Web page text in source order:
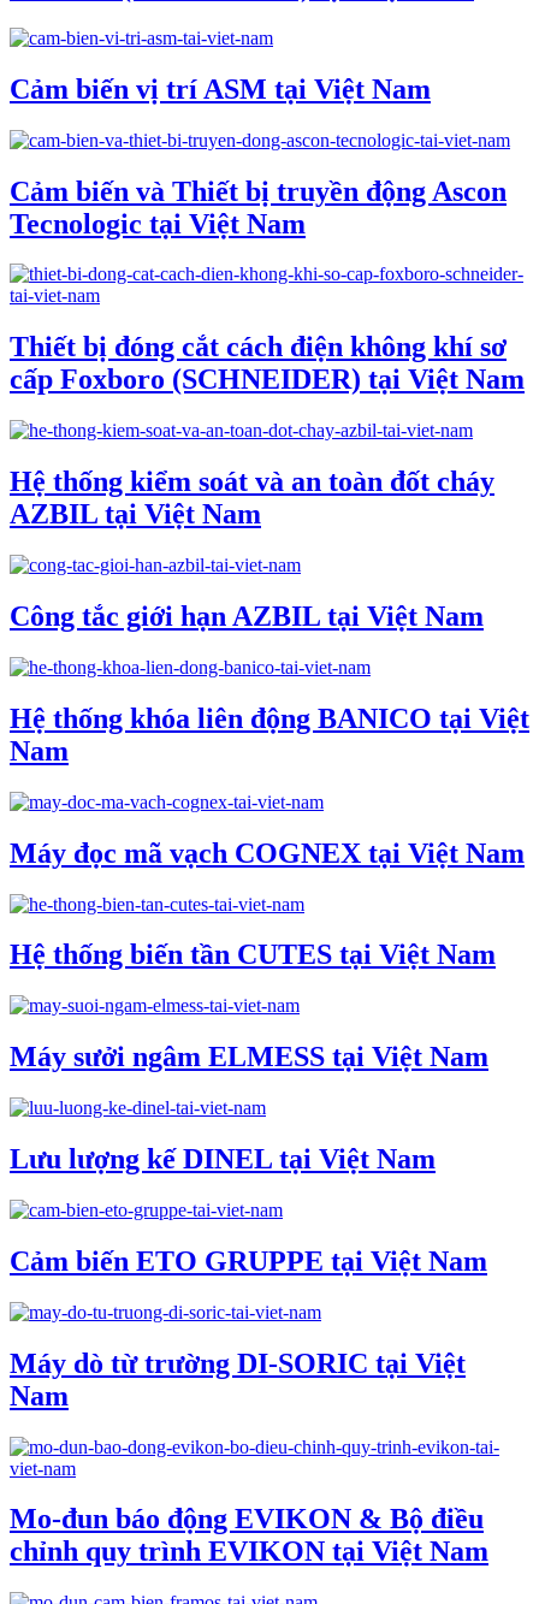
Cảm biến vị trí ASM tại Việt Nam
Cảm biến và Thiết bị truyền động Ascon
Tecnologic tại Việt Nam
Thiết bị đóng cắt cách điện không khí sơ
cấp Foxboro (SCHNEIDER) tại Việt Nam
Hệ thống kiểm soát và an toàn đốt cháy
AZBIL tại Việt Nam
Công tắc giới hạn AZBIL tại Việt Nam
Hệ thống khóa liên động BANICO tại Việt
Nam
Máy đọc mã vạch COGNEX tại Việt Nam
Hệ thống biến tần CUTES tại Việt Nam
Máy sưởi ngâm ELMESS tại Việt Nam
Lưu lượng kế DINEL tại Việt Nam
Cảm biến ETO GRUPPE tại Việt Nam
Máy dò từ trường DI-SORIC tại Việt
Nam
Mo-đun báo động EVIKON & Bộ điều
chỉnh quy trình EVIKON tại Việt Nam